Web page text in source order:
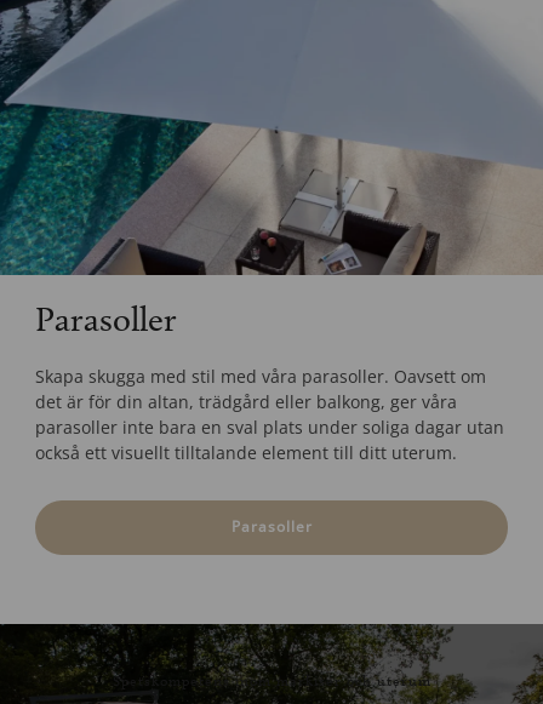
Parasoller
Skapa skugga med stil med våra parasoller. Oavsett om
det är för din altan, trädgård eller balkong, ger våra
parasoller inte bara en sval plats under soliga dagar utan
också ett visuellt tilltalande element till ditt uterum.
Parasoller
Spetskompetens inom markiser och uterum